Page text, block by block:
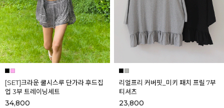
[SET]크라운 쿨시스루 단가라 후드집
업 3부 트레이닝세트
34,800
리얼프리 커버핏_미키 패치 프릴 7부
티셔츠
23,800